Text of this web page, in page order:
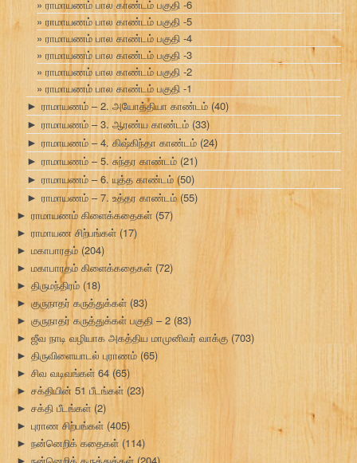
ராமாயணம் பால காண்டம் பகுதி -6
ராமாயணம் பால காண்டம் பகுதி -5
ராமாயணம் பால காண்டம் பகுதி -4
ராமாயணம் பால காண்டம் பகுதி -3
ராமாயணம் பால காண்டம் பகுதி -2
ராமாயணம் பால காண்டம் பகுதி -1
► ராமாயணம் – 2. அயோத்தியா காண்டம் (40)
► ராமாயணம் – 3. ஆரண்ய காண்டம் (33)
► ராமாயணம் – 4. கிஷ்கிந்தா காண்டம் (24)
► ராமாயணம் – 5. சுந்தர காண்டம் (21)
► ராமாயணம் – 6. யுத்த காண்டம்(50)
► ராமாயணம் – 7. உத்தர காண்டம் (55)
► ராமாயணம் கிளைக்கதைகள் (57)
► ராமாயண சிற்பங்கள் (17)
► மகாபாரதம் (204)
► மகாபாரதம் கிளைக்கதைகள் (72)
► திருமந்திரம் (18)
► குருநாதர் கருத்துக்கள் (83)
► குருநாதர் கருத்துக்கள் பகுதி – 2 (83)
► ஜீவ நாடி வழியாக அகத்திய மாமுனிவர் வாக்கு (703)
► திருவிளையாடல் புராணம் (65)
► சிவ வடிவங்கள் 64 (65)
► சக்தியின் 51 பீடங்கள் (23)
► சக்தி பீடங்கள் (2)
► புராண சிற்பங்கள் (405)
► நன்னெறிக் கதைகள் (114)